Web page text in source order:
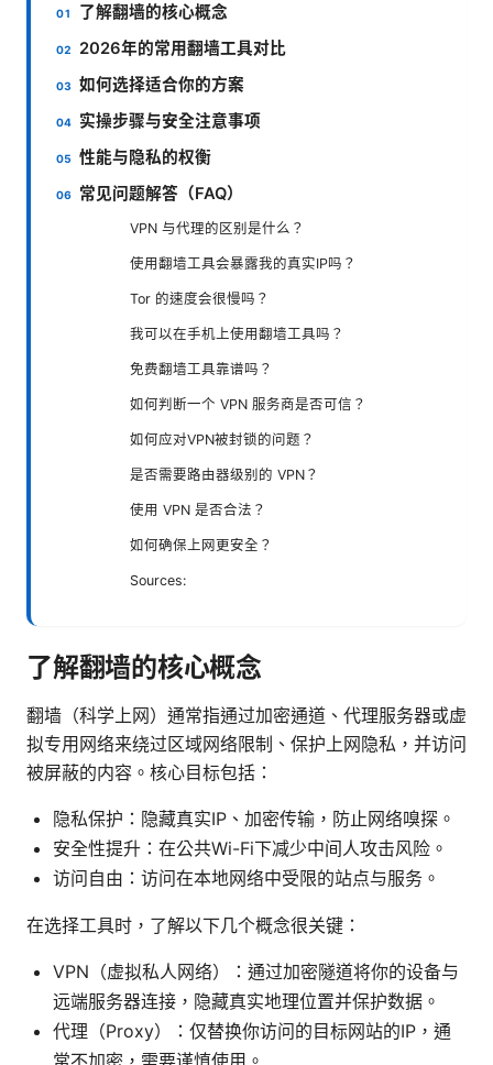
了解翻墙的核心概念
2026年的常用翻墙工具对比
如何选择适合你的方案
实操步骤与安全注意事项
性能与隐私的权衡
常见问题解答（FAQ）
VPN 与代理的区别是什么？
使用翻墙工具会暴露我的真实IP吗？
Tor 的速度会很慢吗？
我可以在手机上使用翻墙工具吗？
免费翻墙工具靠谱吗？
如何判断一个 VPN 服务商是否可信？
如何应对VPN被封锁的问题？
是否需要路由器级别的 VPN？
使用 VPN 是否合法？
如何确保上网更安全？
Sources:
了解翻墙的核心概念
翻墙（科学上网）通常指通过加密通道、代理服务器或虚
拟专用网络来绕过区域网络限制、保护上网隐私，并访问
被屏蔽的内容。核心目标包括：
隐私保护：隐藏真实IP、加密传输，防止网络嗅探。
安全性提升：在公共Wi-Fi下减少中间人攻击风险。
访问自由：访问在本地网络中受限的站点与服务。
在选择工具时，了解以下几个概念很关键：
VPN（虚拟私人网络）：通过加密隧道将你的设备与
远端服务器连接，隐藏真实地理位置并保护数据。
代理（Proxy）：仅替换你访问的目标网站的IP，通
常不加密，需要谨慎使用。